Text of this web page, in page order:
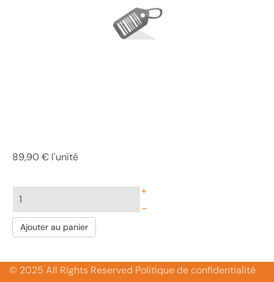
89,90 € l'unité
+
–
Ajouter au panier
© 2025 All Rights Reserved Politique de confidentialité